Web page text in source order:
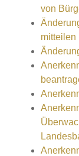
von
mitteilen